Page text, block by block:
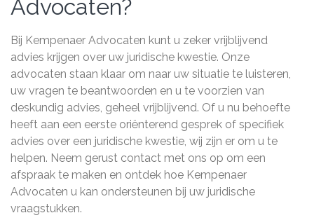
Advocaten?
Bij Kempenaer Advocaten kunt u zeker vrijblijvend
advies krijgen over uw juridische kwestie. Onze
advocaten staan klaar om naar uw situatie te luisteren,
uw vragen te beantwoorden en u te voorzien van
deskundig advies, geheel vrijblijvend. Of u nu behoefte
heeft aan een eerste oriënterend gesprek of specifiek
advies over een juridische kwestie, wij zijn er om u te
helpen. Neem gerust contact met ons op om een
afspraak te maken en ontdek hoe Kempenaer
Advocaten u kan ondersteunen bij uw juridische
vraagstukken.